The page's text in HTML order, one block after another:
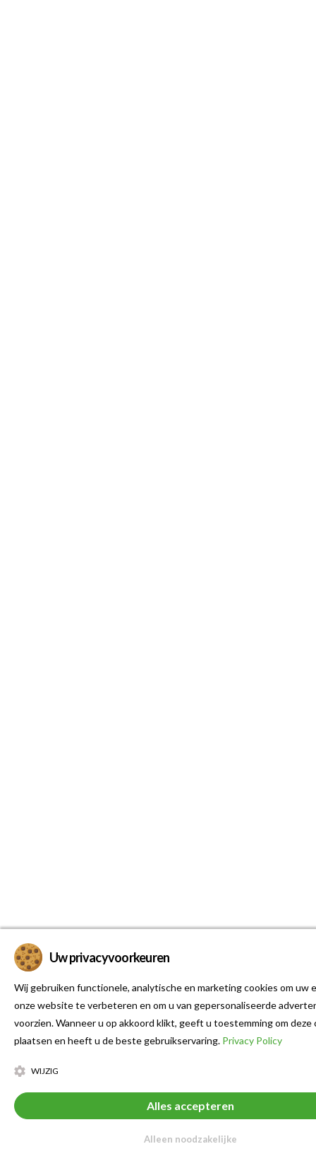
Uw privacyvoorkeuren
Wij gebruiken functionele, analytische en marketing cookies om uw
onze website te verbeteren en om u van gepersonaliseerde
voorzien. Wanneer u op akkoord klikt, geeft u toestemming om deze
plaatsen en heeft u de beste gebruikservaring. Privacy Policy
WIJZIG
Alles accepteren
Alleen noodzakelijke